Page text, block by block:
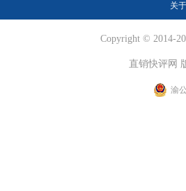
关
Copyright © 2014-
直销快评网
渝